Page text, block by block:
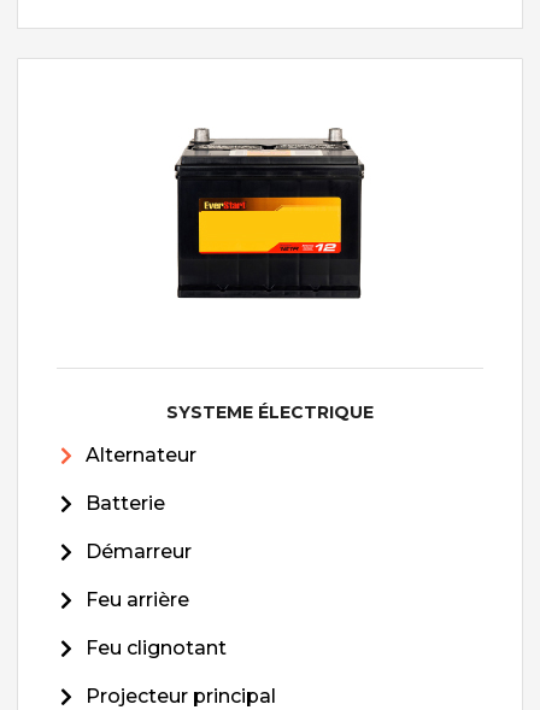
SYSTEME ÉLECTRIQUE
Alternateur
Batterie
Démarreur
Feu arrière
Feu clignotant
Projecteur principal